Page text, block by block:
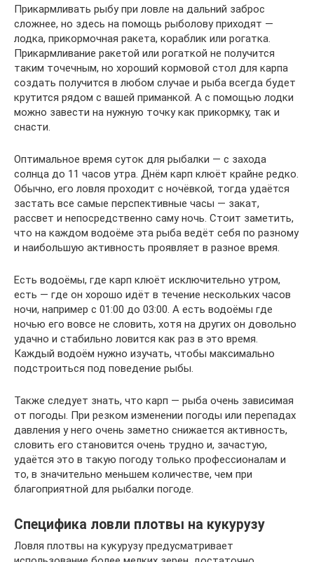
Прикармливать рыбу при ловле на дальний заброс
сложнее, но здесь на помощь рыболову приходят —
лодка, прикормочная ракета, кораблик или рогатка.
Прикармливание ракетой или рогаткой не получится
таким точечным, но хороший кормовой стол для карпа
создать получится в любом случае и рыба всегда будет
крутится рядом с вашей приманкой. А с помощью лодки
можно завести на нужную точку как прикормку, так и
снасти.
Оптимальное время суток для рыбалки — с захода
солнца до 11 часов утра. Днём карп клюёт крайне редко.
Обычно, его ловля проходит с ночёвкой, тогда удаётся
застать все самые перспективные часы — закат,
рассвет и непосредственно саму ночь. Стоит заметить,
что на каждом водоёме эта рыба ведёт себя по разному
и наибольшую активность проявляет в разное время.
Есть водоёмы, где карп клюёт исключительно утром,
есть — где он хорошо идёт в течение нескольких часов
ночи, например с 01:00 до 03:00. А есть водоёмы где
ночью его вовсе не словить, хотя на других он довольно
удачно и стабильно ловится как раз в это время.
Каждый водоём нужно изучать, чтобы максимально
подстроиться под поведение рыбы.
Также следует знать, что карп — рыба очень зависимая
от погоды. При резком изменении погоды или перепадах
давления у него очень заметно снижается активность,
словить его становится очень трудно и, зачастую,
удаётся это в такую погоду только профессионалам и
то, в значительно меньшем количестве, чем при
благоприятной для рыбалки погоде.
Специфика ловли плотвы на кукурузу
Ловля плотвы на кукурузу предусматривает